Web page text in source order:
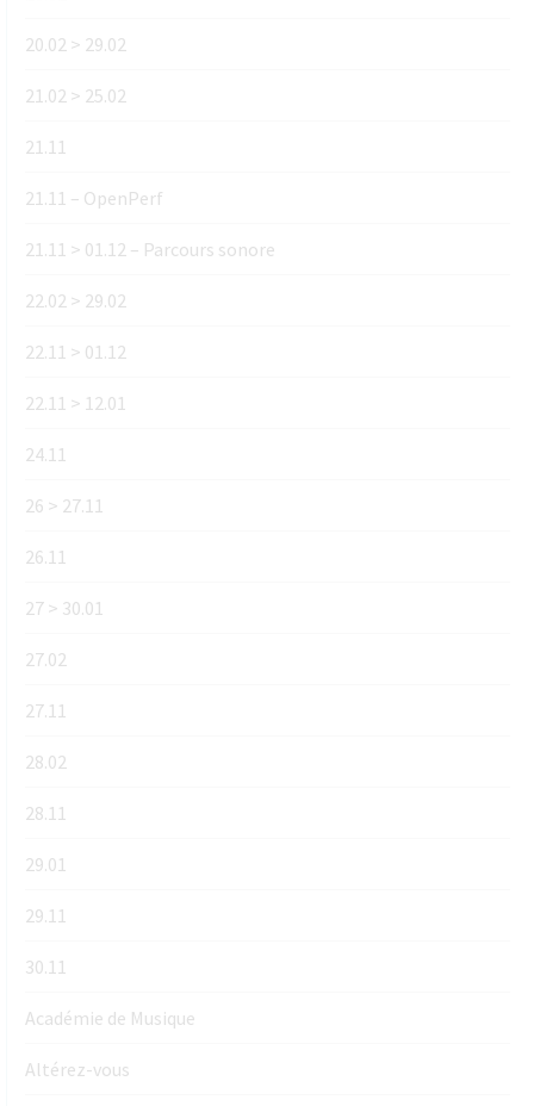
20.02 > 29.02
21.02 > 25.02
21.11
21.11 – OpenPerf
21.11 > 01.12 – Parcours sonore
22.02 > 29.02
22.11 > 01.12
22.11 > 12.01
24.11
26 > 27.11
26.11
27 > 30.01
27.02
27.11
28.02
28.11
29.01
29.11
30.11
Académie de Musique
Altérez-vous